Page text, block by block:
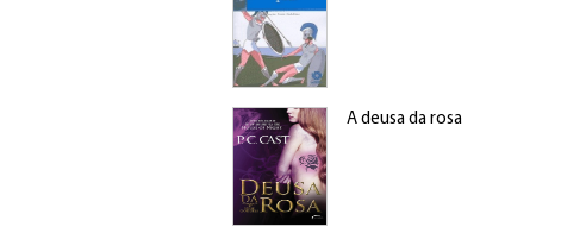
A deusa da rosa